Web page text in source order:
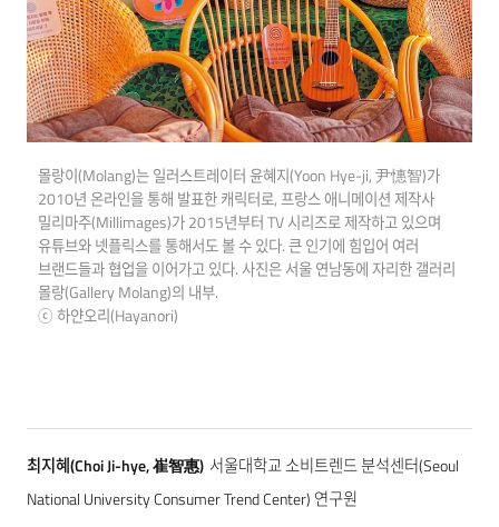
몰랑이(Molang)는 일러스트레이터 윤혜지(Yoon Hye-ji, 尹憓智)가
2010년 온라인을 통해 발표한 캐릭터로, 프랑스 애니메이션 제작사
밀리마주(Millimages)가 2015년부터 TV 시리즈로 제작하고 있으며
유튜브와 넷플릭스를 통해서도 볼 수 있다. 큰 인기에 힘입어 여러
브랜드들과 협업을 이어가고 있다. 사진은 서울 연남동에 자리한 갤러리
몰랑(Gallery Molang)의 내부.
ⓒ 하얀오리(Hayanori)
최지혜(Choi Ji-hye, 崔智惠) 서울대학교 소비트렌드 분석센터(Seoul
National University Consumer Trend Center) 연구원